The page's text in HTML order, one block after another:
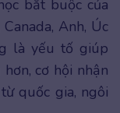
bắt buộc của
Anh, Úc
là yếu tố giúp
cơ hội nhận
quốc gia, ngôi